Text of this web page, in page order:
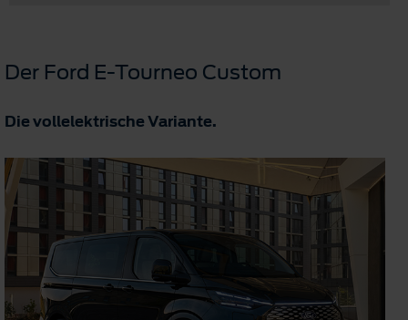
Der Ford E-Tourneo Custom
Die vollelektrische Variante.